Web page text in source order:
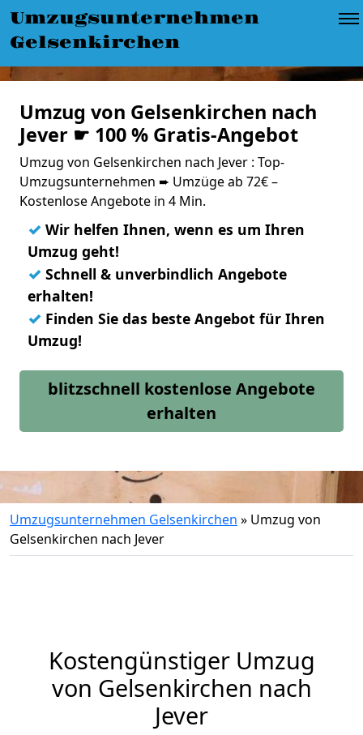
Umzugsunternehmen
Gelsenkirchen
Umzug von Gelsenkirchen nach
Jever ☛ 100 % Gratis-Angebot
Umzug von Gelsenkirchen nach Jever : Top-
Umzugsunternehmen ➨ Umzüge ab 72€ –
Kostenlose Angebote in 4 Min.
✓ Wir helfen Ihnen, wenn es um Ihren
Umzug geht!
✓ Schnell & unverbindlich Angebote
erhalten!
✓ Finden Sie das beste Angebot für Ihren
Umzug!
blitzschnell kostenlose Angebote
erhalten
Umzugsunternehmen Gelsenkirchen » Umzug von
Gelsenkirchen nach Jever
Kostengünstiger Umzug
von Gelsenkirchen nach
Jever